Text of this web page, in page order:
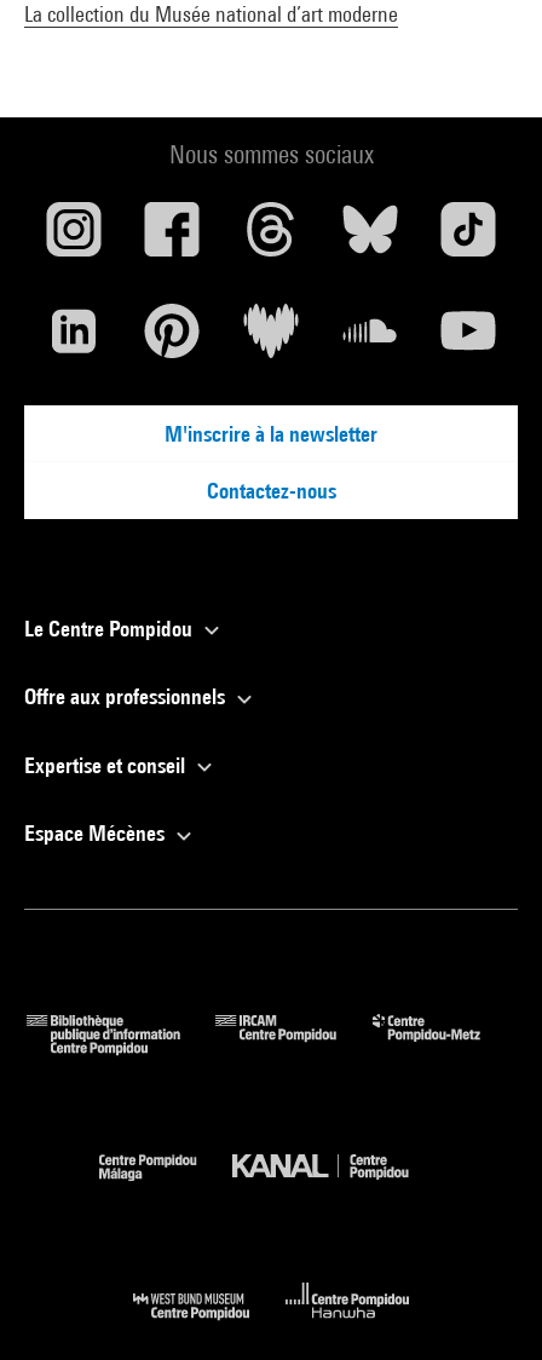
La collection du Musée national d’art moderne
Nous sommes sociaux
M'inscrire à la newsletter
Contactez-nous
Le Centre Pompidou
Offre aux professionnels
Expertise et conseil
Espace Mécènes